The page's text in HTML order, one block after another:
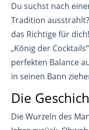
Du suchst nach
Tradition
das Richtige für
„König der
perfekten Balance
in seinen Bann
Die
Die Wurzeln des